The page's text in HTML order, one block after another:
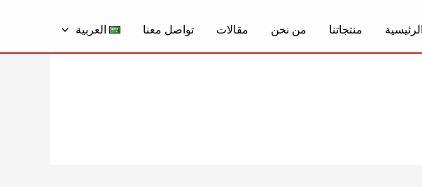
الرئيسية منتجاتنا من نحن مقالات تواصل معنا العربية